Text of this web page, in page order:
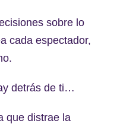
sobre lo
cada espectador,
detrás de ti…
que distrae la